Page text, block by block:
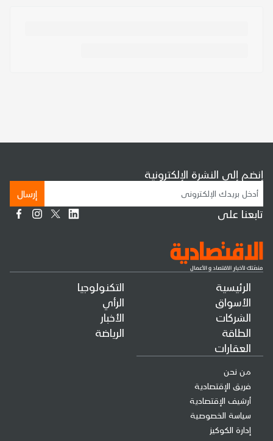
الرئيسية
الأسواق
الشركات
الطاقة
العقارات
التكنولوجيا
الرأي
الأخبار
الرياضة
من نحن
فريق الإقتصادية
أرشيف الإقتصادية
سياسة الخصوصية
إدارة الكوكيز
إنضم إلى النشرة الإلكترونية
إرسال
تابعنا على